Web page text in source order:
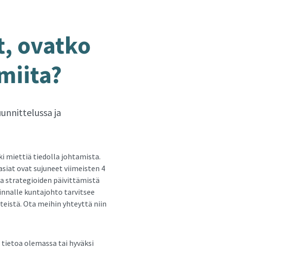
ovat­ko
ja
miettiä tiedolla johtamista.
ovat sujuneet viimeisten 4
strategioiden päivittämistä
kuntajohto tarvitsee
Ota meihin yhteyttä niin
olemassa tai hyväksi